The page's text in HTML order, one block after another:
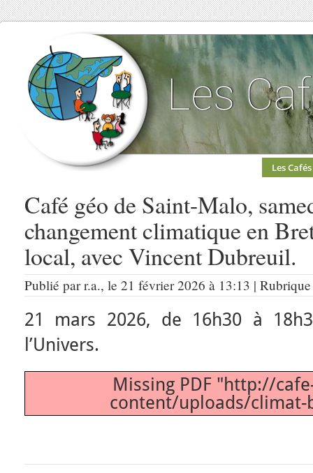
Les Cafés
Café géo de Saint-Malo,
changement climatique en
local, avec Vincent Dubreuil.
Publié par r.a., le 21 février 2026 à 13:13 |
21 mars 2026, de 16h30 à
l’Univers.
Missing PDF "http://
content/uploads/